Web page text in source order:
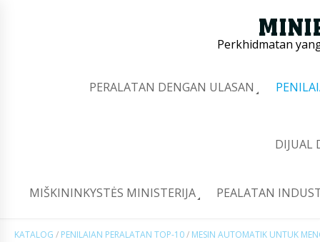
Perkhidmatan
PERALATAN DENGAN ULASAN
DIJUAL
MIŠKININKYSTĖS MINISTERIJA PEALATAN
KATALOG / PENILAIAN PERALATAN TOP-10/ MESIN AUTOMATIK UNTUK